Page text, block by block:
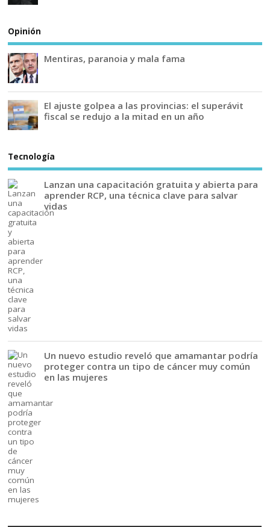
Opinión
Mentiras, paranoia y mala fama
El ajuste golpea a las provincias: el superávit
fiscal se redujo a la mitad en un año
Tecnología
Lanzan una capacitación gratuita y abierta para
aprender RCP, una técnica clave para salvar
vidas
Un nuevo estudio reveló que amamantar podría
proteger contra un tipo de cáncer muy común
en las mujeres